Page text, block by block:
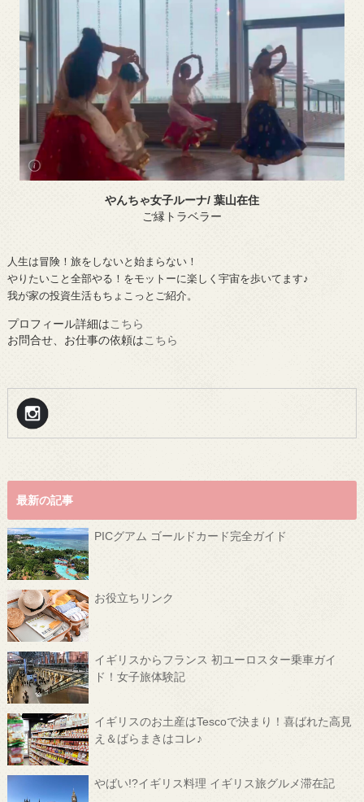
やんちゃ女子ルーナ/ 葉山在住
ご縁トラベラー
人生は冒険！旅をしないと始まらない！
やりたいこと全部やる！をモットーに楽しく宇宙を歩いてます♪
我が家の投資生活もちょこっとご紹介。
プロフィール詳細はこちら
お問合せ、お仕事の依頼はこちら
最新の記事
PICグアム ゴールドカード完全ガイド
お役立ちリンク
イギリスからフランス 初ユーロスター乗車ガイ
ド！女子旅体験記
イギリスのお土産はTescoで決まり！喜ばれた高見
え＆ばらまきはコレ♪
やばい!?イギリス料理 イギリス旅グルメ滞在記